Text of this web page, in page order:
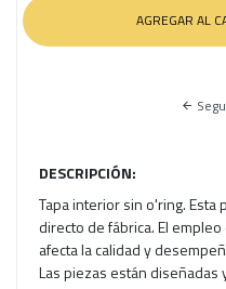
DESCRIPCIÓN:
Tapa interior sin o'ring.
directo de fábrica. El
afecta la calidad y
Las piezas están